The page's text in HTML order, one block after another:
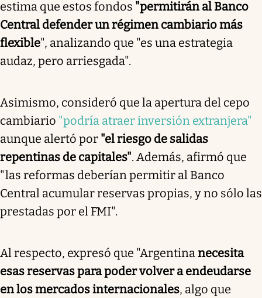
estima que estos fondos "permitirán al Banco
Central defender un régimen cambiario más
flexible", analizando que "es una estrategia
audaz, pero arriesgada".
Asimismo, consideró que la apertura del cepo
cambiario "podría atraer inversión extranjera"
aunque alertó por "el riesgo de salidas
repentinas de capitales". Además, afirmó que
"las reformas deberían permitir al Banco
Central acumular reservas propias, y no sólo las
prestadas por el FMI".
Al respecto, expresó que "Argentinanecesita
esas reservas para poder volver a endeudarse
en los mercados internacionales, algo que